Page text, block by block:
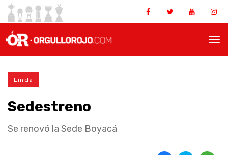
Linda
Sedestreno
Se renovó la Sede Boyacá